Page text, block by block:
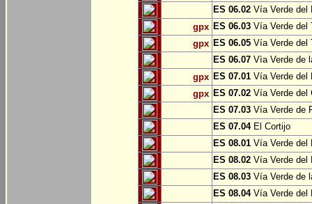
ES 06.02 Vía Verde del
gpx ES 06.03 Vía Verde del
gpx ES 06.05 Vía Verde del
ES 06.07 Vìa Verde de
gpx ES 07.01 Vía Verde del
gpx ES 07.02 Vía Verde del
ES 07.03 Vía Verde de
ES 07.04El Cortijo
ES 08.01 Vía Verde del
ES 08.02 Vía Verde del
ES 08.03 Vía Verde de
ES 08.04Vía Verde del